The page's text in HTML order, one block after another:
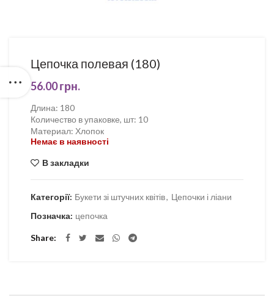
Цепочка полевая (180)
56.00грн.
Длина: 180
Количество в упаковке, шт: 10
Материал: Хлопок
Немає в наявності
В закладки
Категорії: Букети зі штучних квітів, Цепочки і ліани
Позначка: цепочка
Share